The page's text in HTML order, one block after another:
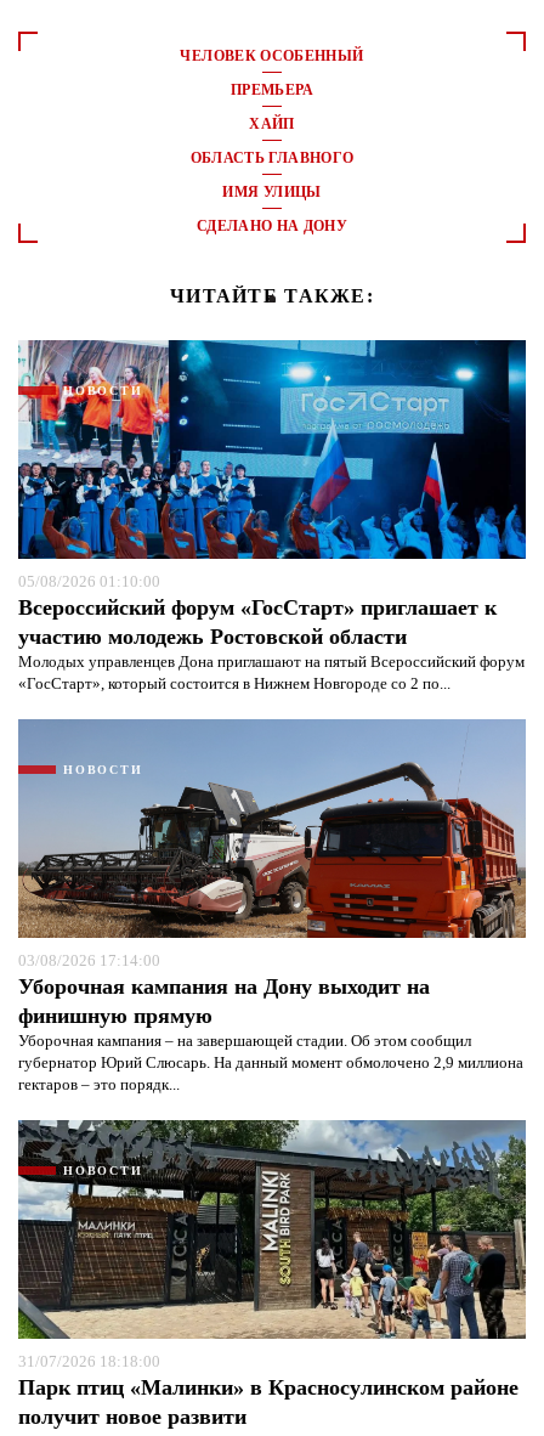
ЧЕЛОВЕК ОСОБЕННЫЙ
ПРЕМЬЕРА
ХАЙП
ОБЛАСТЬ ГЛАВНОГО
ИМЯ УЛИЦЫ
СДЕЛАНО НА ДОНУ
ЧИТАЙТЕ ТАКЖЕ:
НОВОСТИ
05/08/2026 01:10:00
Всероссийский форум «ГосСтарт» приглашает к
участию молодежь Ростовской области
Молодых управленцев Дона приглашают на пятый Всероссийский форум
«ГосСтарт», который состоится в Нижнем Новгороде со 2 по...
НОВОСТИ
03/08/2026 17:14:00
Уборочная кампания на Дону выходит на
финишную прямую
Уборочная кампания – на завершающей стадии. Об этом сообщил
губернатор Юрий Слюсарь. На данный момент обмолочено 2,9 миллиона
гектаров – это порядк...
НОВОСТИ
31/07/2026 18:18:00
Парк птиц «Малинки» в Красносулинском районе
получит новое развити